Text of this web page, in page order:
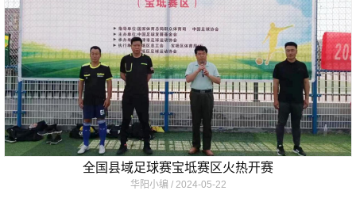
全国县域足球赛宝坻赛区火热开赛
华阳小编 2024-05-22